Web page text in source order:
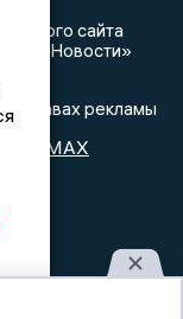
сайта
Новости»
правах рекламы
MAX